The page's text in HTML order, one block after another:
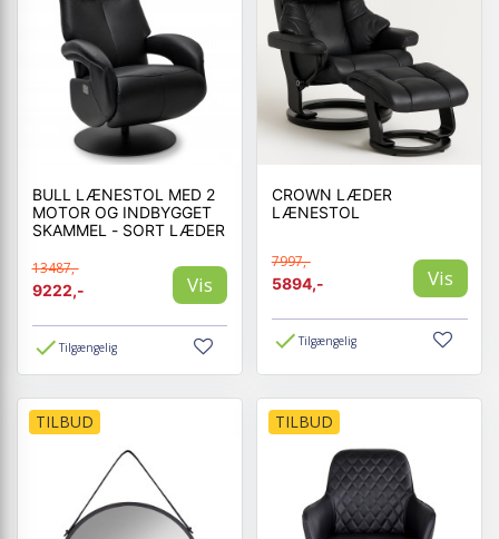
BULL LÆNESTOL MED 2
MOTOR OG INDBYGGET
SKAMMEL - SORT LÆDER
13487,-
9222,-
Vis
Tilgængelig
CROWN LÆDER
LÆNESTOL
7997,-
5894,-
Vis
Tilgængelig
TILBUD TILBUD